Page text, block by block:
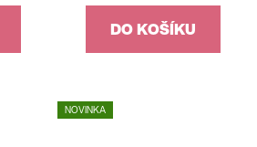
DO KOŠÍKU
NOVINKA